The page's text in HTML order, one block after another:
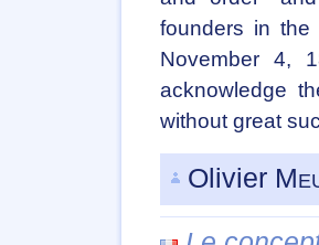
founders in
November 4,
acknowledge
without great
Olivier